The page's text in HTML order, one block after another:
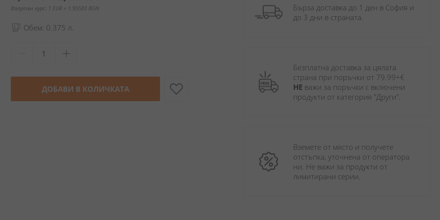
Валутен курс: 1 EUR = 1.95583 BGN
Обем: 0.375 л.
ДОБАВИ В КОЛИЧКАТА
Бърза доставка до 1 ден в София и
до 3 дни в страната.
Безплатна доставка за цялата
НЕ важи за поръчки с включени
продукти от категория "Други".
Вземете от място и получете
отстъпка, уточнена от оператора
ни. Не важи за продукти от
лимитирани серии.